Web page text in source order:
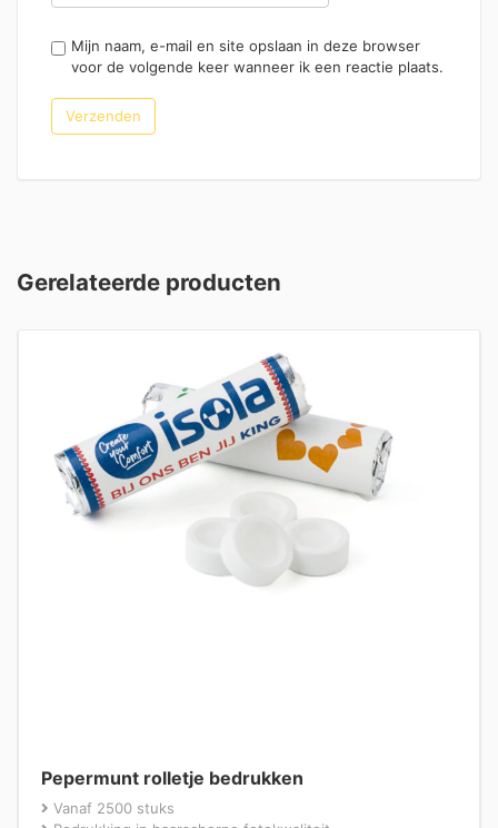
Mijn naam, e-mail en site opslaan in deze browser
voor de volgende keer wanneer ik een reactie plaats.
Gerelateerde producten
Pepermunt rolletje bedrukken
Vanaf 2500 stuks